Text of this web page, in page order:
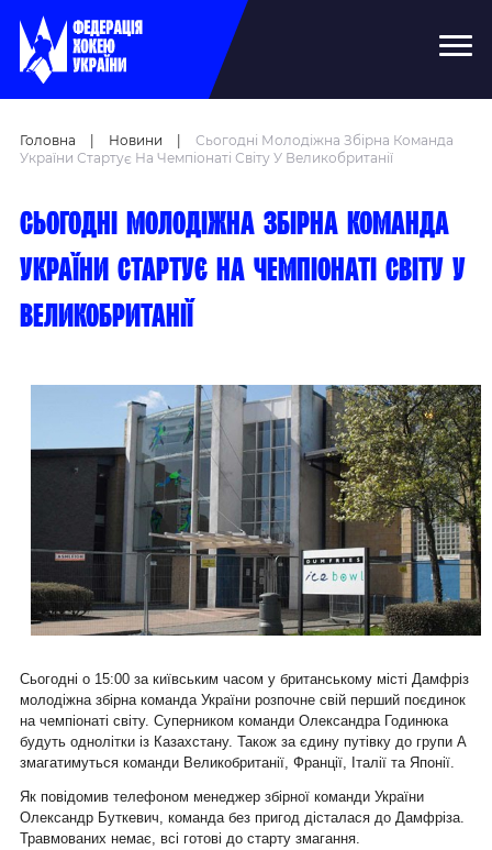
Головна Новини
Сьогодні Молодіжна Збірна Команда
України Стартує На Чемпіонаті Світу У Великобританії
Сьогодні молодіжна збірна команда
України стартує на чемпіонаті світу у
Великобританії
Сьогодні о 15:00 за київським часом у британському місті Дамфріз
молодіжна збірна команда України розпочне свій перший поєдинок
на чемпіонаті світу. Суперником команди Олександра Годинюка
будуть однолітки із Казахстану. Також за єдину путівку до групи А
змагатимуться команди Великобританії, Франції, Італії та Японії.
Як повідомив телефоном менеджер збірної команди України
Олександр Буткевич, команда без пригод дісталася до Дамфріза.
Травмованих немає, всі готові до старту змагання.